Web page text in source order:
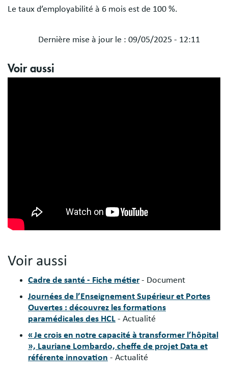
Le taux d’employabilité à 6 mois est de 100 %.
Dernière mise à jour le : 09/05/2025 - 12:11
Blocs
libres
Voir aussi
Voir aussi
Cadre de santé - Fiche métier - Document
Journées de l’Enseignement Supérieur et Portes
Ouvertes : découvrez les formations
paramédicales des HCL - Actualité
« Je crois en notre capacité à transformer l’hôpital
», Lauriane Lombardo, cheffe de projet Data et
référente innovation - Actualité